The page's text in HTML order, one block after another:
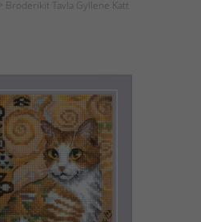
> Broderikit Tavla Gyllene Katt